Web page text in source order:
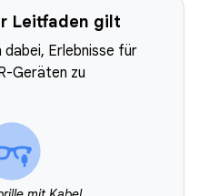
Leitfaden gilt
Erlebnisse für
Geräten zu